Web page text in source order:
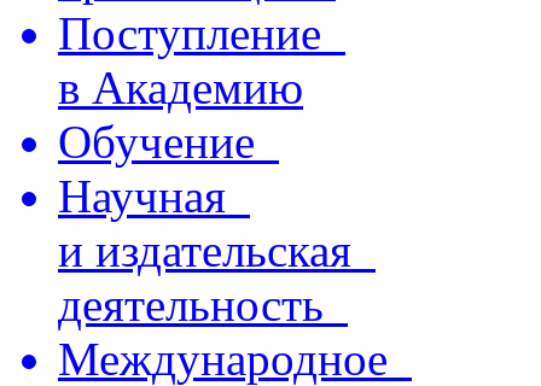
Поступление
в Академию
Обучение
Научная
и издательская
деятельность
Международное